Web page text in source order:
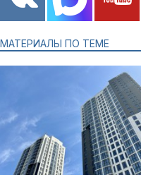
МАТЕРИАЛЫ ПО ТЕМЕ